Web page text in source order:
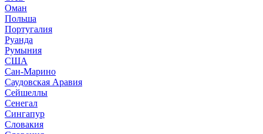
Оман
Польша
Португалия
Руанда
Румыния
США
Сан-Марино
Саудовская Аравия
Сейшеллы
Сенегал
Сингапур
Словакия